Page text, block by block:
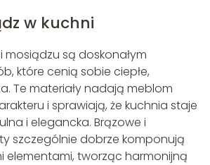
w kuchni
mosiądzu są doskonałym
które cenią sobie ciepłe,
Te materiały nadają meblom
i sprawiają, że kuchnia staje
i elegancka. Brązowe i
szczególnie dobrze komponują
elementami, tworząc harmonijną